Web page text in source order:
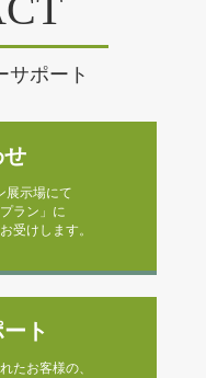
サポート
せ
展示場にて
ラン」に
受けします。
ト
たお客様の、